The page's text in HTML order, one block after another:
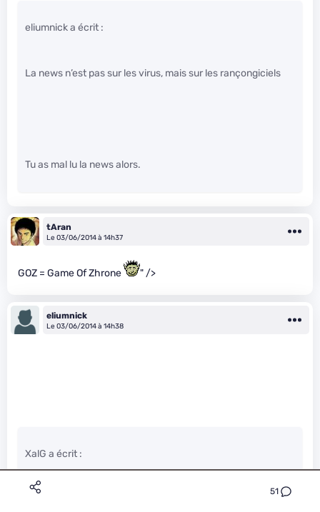
51
eliumnick a écrit :
La news n’est pas sur les virus, mais sur les rançongiciels
Tu as mal lu la news alors.
tAran
Le 03/06/2014 à 14h37
GOZ = Game Of Zhrone " />
eliumnick
Le 03/06/2014 à 14h38
XalG a écrit :